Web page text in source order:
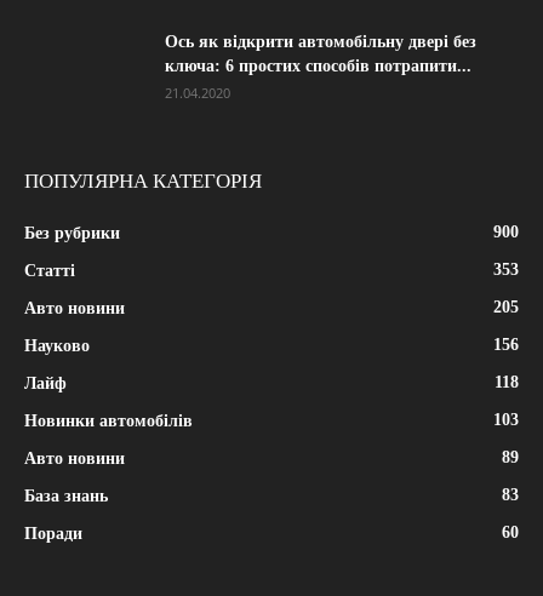
Ось як відкрити автомобільну двері без
ключа: 6 простих способів потрапити...
21.04.2020
ПОПУЛЯРНА КАТЕГОРІЯ
Без рубрики 900
Статті 353
Авто новини 205
Науково 156
Лайф 118
Новинки автомобілів 103
Авто новини 89
База знань 83
Поради 60